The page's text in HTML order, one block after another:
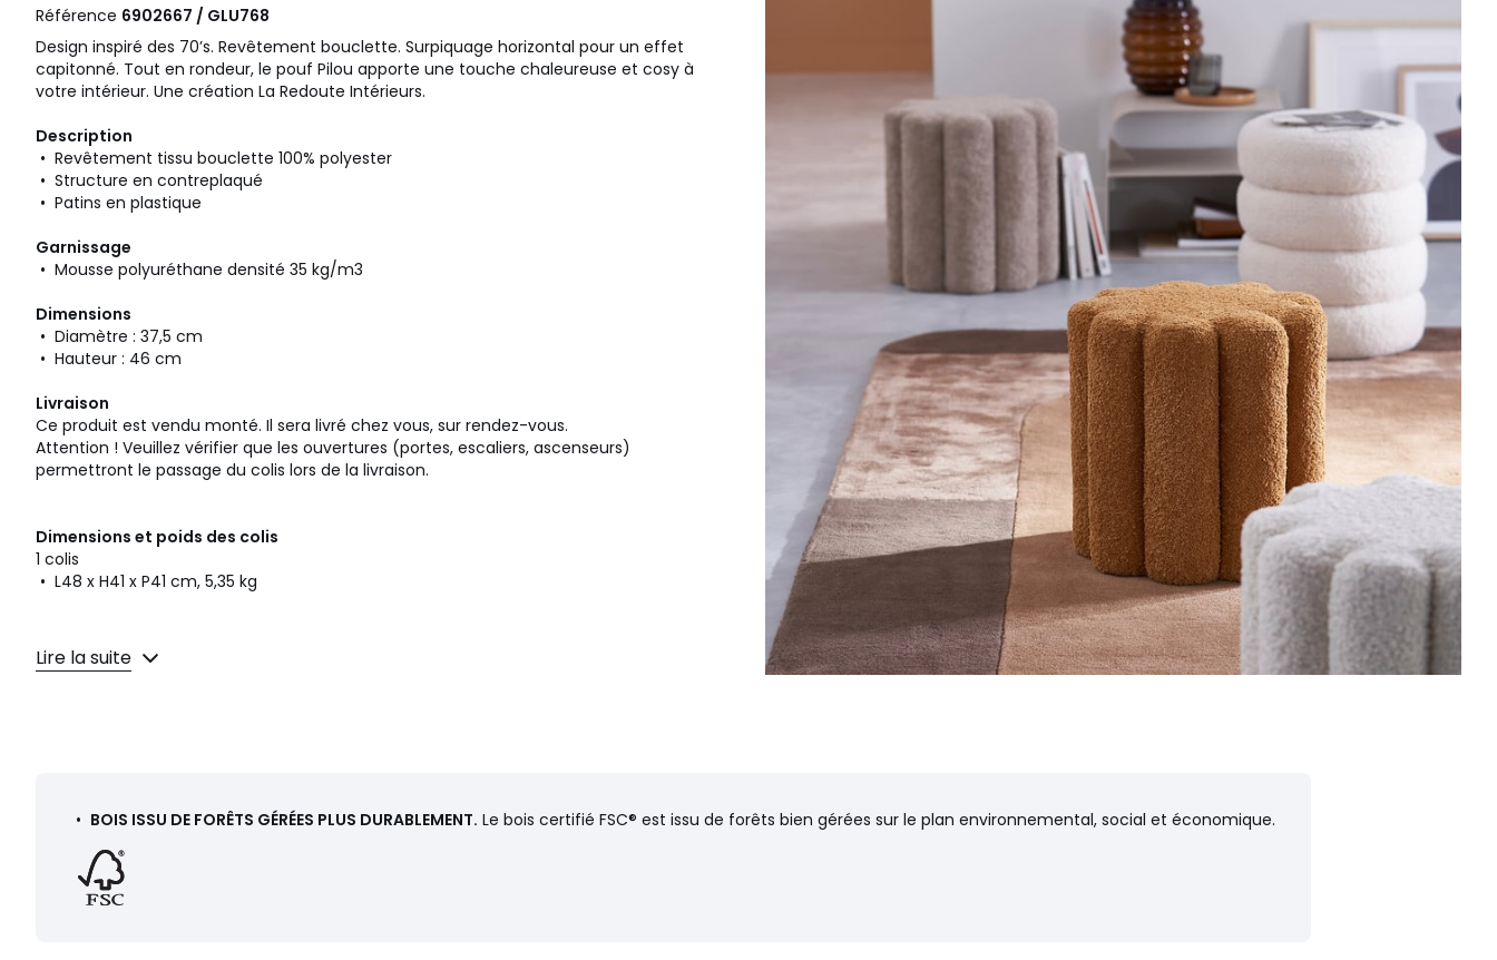
Référence 6902667 / GLU768
Design inspiré des 70’s. Revêtement bouclette. Surpiquage horizontal pour un effet
capitonné. Tout en rondeur, le pouf Pilou apporte une touche chaleureuse et cosy à
votre intérieur. Une création La Redoute Intérieurs.
Description
• Revêtement tissu bouclette 100% polyester
• Structure en contreplaqué
• Patins en plastique
Garnissage
• Mousse polyuréthane densité 35 kg/m3
Dimensions
• Diamètre : 37,5 cm
• Hauteur : 46 cm
Livraison
Ce produit est vendu monté. Il sera livré chez vous, sur rendez-vous.
Attention ! Veuillez vérifier que les ouvertures (portes, escaliers, ascenseurs)
permettront le passage du colis lors de la livraison.
Dimensions et poids des colis
1 colis
• L48 x H41 x P41 cm, 5,35 kg
Couleurs Ecru
Tailles Taille Unique
Caractéristiques environnementales de l’emballage
Lire la suite
• BOIS ISSU DE FORÊTS GÉRÉES PLUS DURABLEMENT. Le bois certifié FSC® est issu de forêts bien gérées sur le plan environnemental, social et économique.